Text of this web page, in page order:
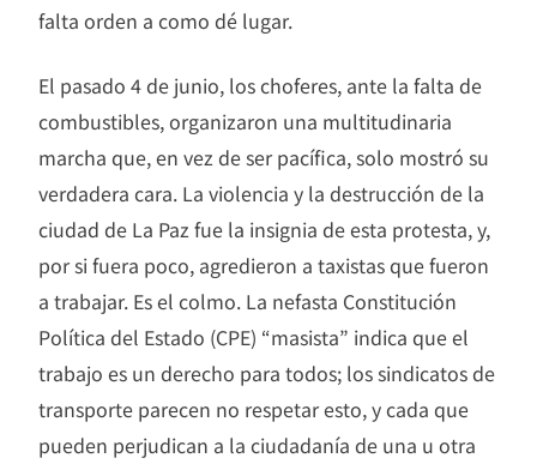
falta orden a como dé lugar.
El pasado 4 de junio, los choferes, ante la falta de
combustibles, organizaron una multitudinaria
marcha que, en vez de ser pacífica, solo mostró su
verdadera cara. La violencia y la destrucción de la
ciudad de La Paz fue la insignia de esta protesta, y,
por si fuera poco, agredieron a taxistas que fueron
a trabajar. Es el colmo. La nefasta Constitución
Política del Estado (CPE) “masista” indica que el
trabajo es un derecho para todos; los sindicatos de
transporte parecen no respetar esto, y cada que
pueden perjudican a la ciudadanía de una u otra